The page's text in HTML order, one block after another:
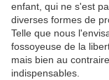
enfant, qui ne s'est
diverses formes de
Telle que nous
fossoyeuse de la
mais bien au
indispensables.